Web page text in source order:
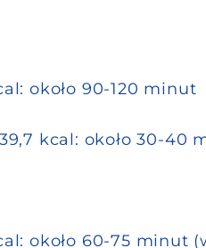
około 90-120 minut
kcal: około 30-40
około 60-75 minut